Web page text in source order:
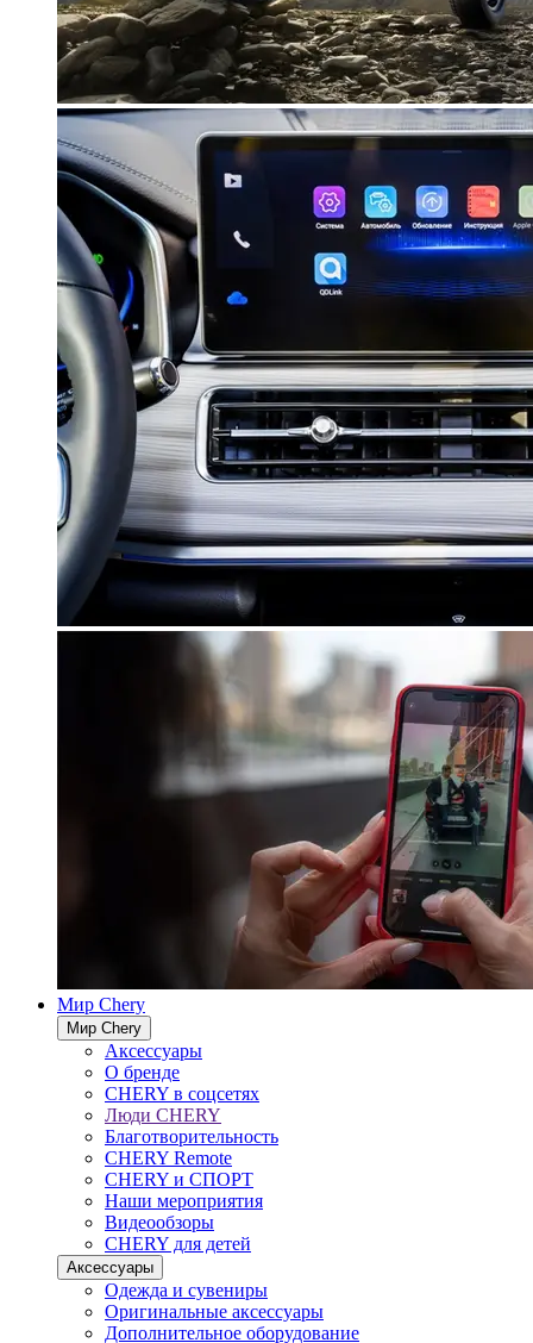
Мир Chery
Мир Chery
Аксессуары
О бренде
CHERY в соцсетях
Люди CHERY
Благотворительность
CHERY Remote
CHERY и СПОРТ
Наши мероприятия
Видеообзоры
CHERY для детей
Аксессуары
Одежда и сувениры
Оригинальные аксессуары
Дополнительное оборудование